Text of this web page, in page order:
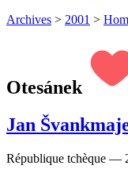
Archives > 2001 >
Otesánek
Jan
République tchèque